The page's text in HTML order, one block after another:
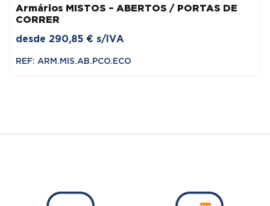
Armários MISTOS – ABERTOS / PORTAS DE
CORRER
desde 290,85 € s/IVA
REF: ARM.MIS.AB.PCO.ECO